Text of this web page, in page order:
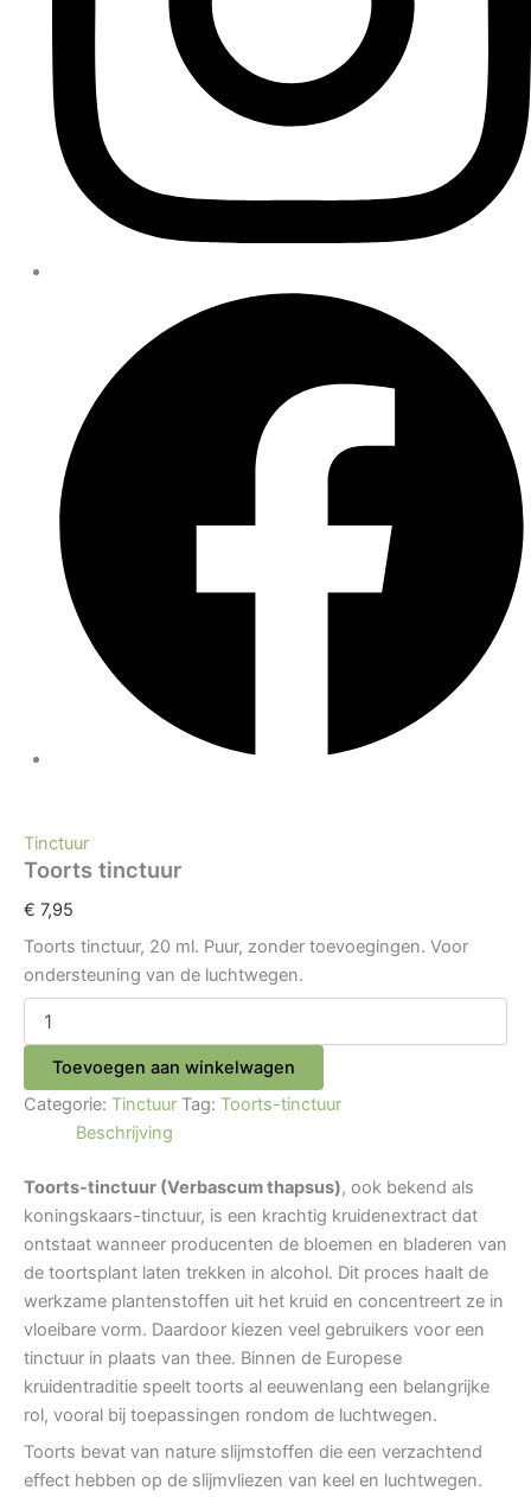
Tinctuur
Toorts tinctuur
€ 7,95
Toorts tinctuur, 20 ml. Puur, zonder toevoegingen. Voor
ondersteuning van de luchtwegen.
Toevoegen aan winkelwagen
Categorie: Tinctuur Tag: Toorts-tinctuur
Beschrijving
Toorts-tinctuur (Verbascum thapsus), ook bekend als
koningskaars-tinctuur, is een krachtig kruidenextract dat
ontstaat wanneer producenten de bloemen en bladeren van
de toortsplant laten trekken in alcohol. Dit proces haalt de
werkzame plantenstoffen uit het kruid en concentreert ze in
vloeibare vorm. Daardoor kiezen veel gebruikers voor een
tinctuur in plaats van thee. Binnen de Europese
kruidentraditie speelt toorts al eeuwenlang een belangrijke
rol, vooral bij toepassingen rondom de luchtwegen.
Toorts bevat van nature slijmstoffen die een verzachtend
effect hebben op de slijmvliezen van keel en luchtwegen.